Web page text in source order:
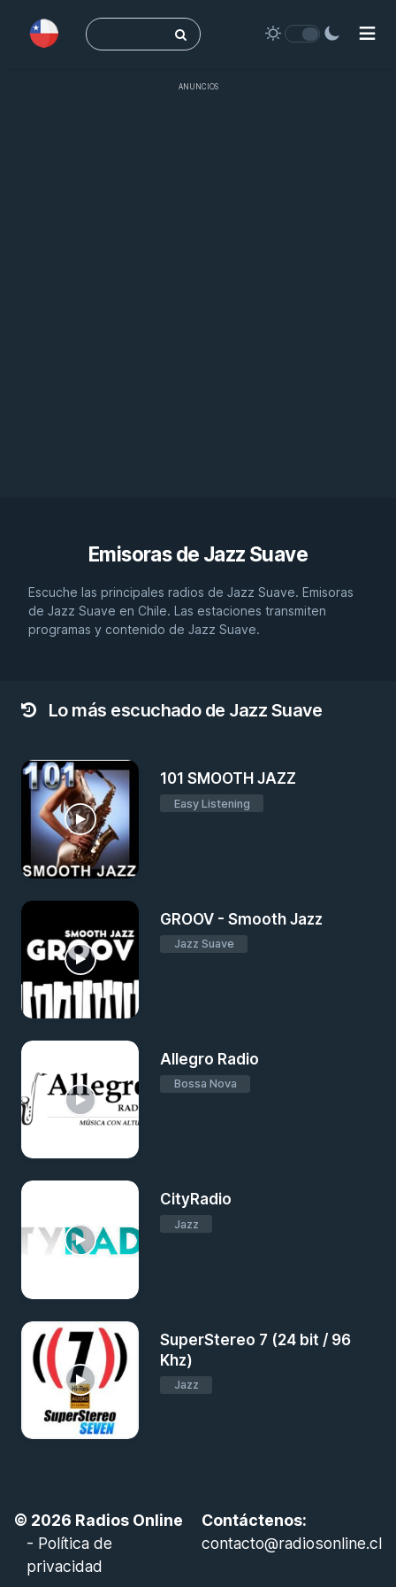
Buscar:
ANUNCIOS
Emisoras de Jazz Suave
Escuche las principales radios de Jazz Suave. Emisoras
de Jazz Suave en Chile. Las estaciones transmiten
programas y contenido de Jazz Suave.
Lo más escuchado de Jazz Suave
101 SMOOTH JAZZ
Easy Listening
GROOV - Smooth Jazz
Jazz Suave
Allegro Radio
Bossa Nova
CityRadio
Jazz
SuperStereo 7 (24 bit / 96
Khz)
Jazz
© 2026 Radios Online
- Política de
privacidad
Contáctenos:
contacto@radiosonline.cl